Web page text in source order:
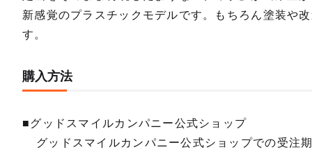
新感覚のプラスチックモデルです。もちろん塗装や
す。
購入方法
■グッドスマイルカンパニー公式ショップ
グッドスマイルカンパニー公式ショップでの受注